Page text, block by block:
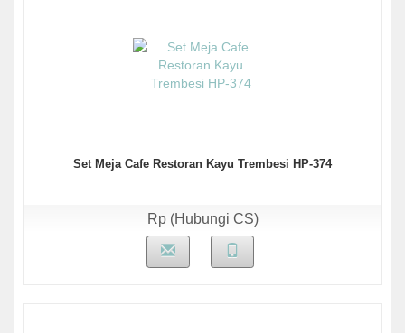
Set Meja Cafe Restoran Kayu Trembesi HP-374
Rp (Hubungi CS)